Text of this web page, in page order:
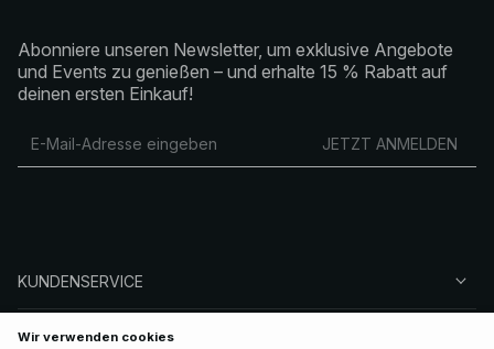
Abonniere unseren Newsletter, um exklusive Angebote
und Events zu genießen – und erhalte 15 % Rabatt auf
deinen ersten Einkauf!
JETZT ANMELDEN
KUNDENSERVICE
ÜBER NA-KD